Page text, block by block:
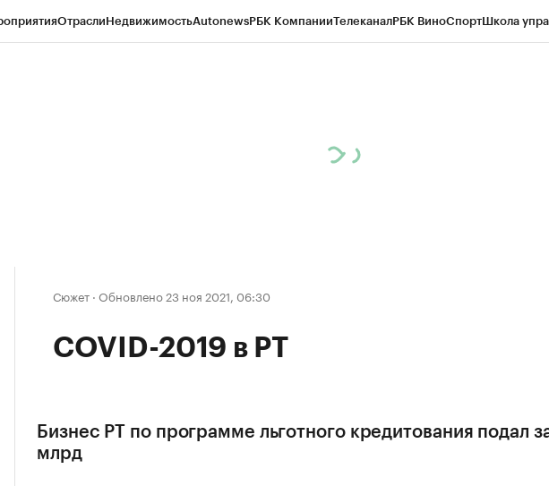
ОтраслиНедвижимостьAutonewsРБК КомпанииТелеканалРБК ВиноСпортШкола
Сюжет · Обновлено 23 ноя 2021, 06:30
COVID-2019 в РТ
Бизнес РТ по программе льготного кредитования подал
млрд